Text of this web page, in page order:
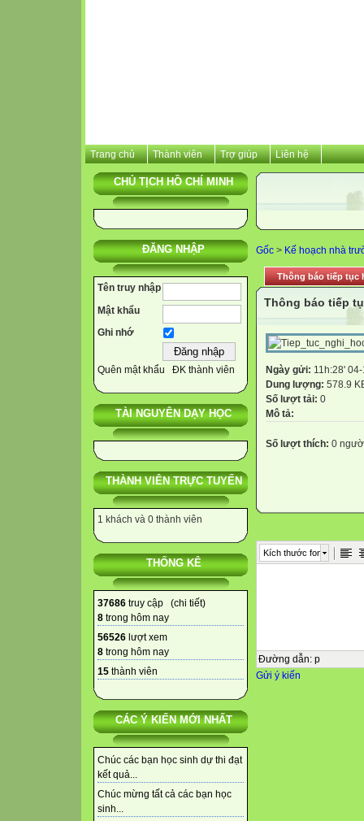
Trang chủ Thành viên Trợ giúp Liên hệ
CHỦ TỊCH HỒ CHÍ MINH
ĐĂNG NHẬP
Tên truy nhập
Mật khẩu
Ghi nhớ
Quên mật khẩu ĐK thành viên
TÀI NGUYÊN DẠY HỌC
THÀNH VIÊN TRỰC TUYẾN
1 khách và 0 thành viên
THỐNG KÊ
37686 truy cập (chi tiết)
8 trong hôm nay
56526 lượt xem
8 trong hôm nay
15 thành viên
CÁC Ý KIẾN MỚI NHẤT
Chúc các bạn học sinh dự thi đạt
kết quả...
Chúc mừng tất cả các bạn học
sinh...
Gốc > Kế hoạch nhà
Thông báo tiếp tục
Thông báo tiếp
Ngày gửi: 11h:28'
Dung lượng: 578.9
Số lượt tải: 0
Mô tả:
Số lượt thích: 0
Kích thước font
Đường dẫn: p
Gửi ý kiến